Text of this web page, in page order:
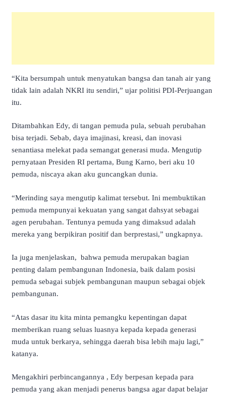
“Kita bersumpah untuk menyatukan bangsa dan tanah air yang
tidak lain adalah NKRI itu sendiri,” ujar politisi PDI-Perjuangan
itu.
Ditambahkan Edy, di tangan pemuda pula, sebuah perubahan
bisa terjadi. Sebab, daya imajinasi, kreasi, dan inovasi
senantiasa melekat pada semangat generasi muda. Mengutip
pernyataan Presiden RI pertama, Bung Karno, beri aku 10
pemuda, niscaya akan aku guncangkan dunia.
“Merinding saya mengutip kalimat tersebut. Ini membuktikan
pemuda mempunyai kekuatan yang sangat dahsyat sebagai
agen perubahan. Tentunya pemuda yang dimaksud adalah
mereka yang berpikiran positif dan berprestasi,” ungkapnya.
Ia juga menjelaskan, bahwa pemuda merupakan bagian
penting dalam pembangunan Indonesia, baik dalam posisi
pemuda sebagai subjek pembangunan maupun sebagai objek
pembangunan.
“Atas dasar itu kita minta pemangku kepentingan dapat
memberikan ruang seluas luasnya kepada kepada generasi
muda untuk berkarya, sehingga daerah bisa lebih maju lagi,”
katanya.
Mengakhiri perbincangannya , Edy berpesan kepada para
pemuda yang akan menjadi penerus bangsa agar dapat belajar